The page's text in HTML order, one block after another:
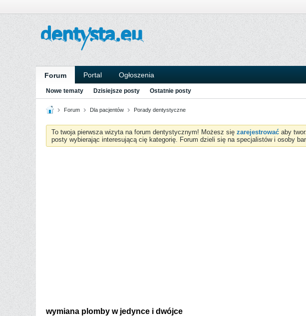
Forum Portal Ogłoszenia
Nowe tematy Dzisiejsze posty Ostatnie posty
Forum Dla pacjentów Porady dentystyczne
To twoja pierwsza wizyta na forum dentystycznym! Możesz się zarejestrować aby
posty wybierając interesującą cię kategorię. Forum dzieli się na specjalistów i osoby
wymiana plomby w jedynce i dwójce